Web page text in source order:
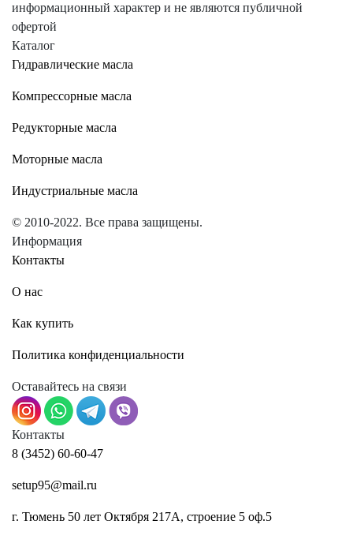
информационный характер и не являются публичной
офертой
Каталог
Гидравлические масла
Компрессорные масла
Редукторные масла
Моторные масла
Индустриальные масла
© 2010-2022. Все права защищены.
Информация
Контакты
О нас
Как купить
Политика конфиденциальности
Оставайтесь на связи
Контакты
8 (3452) 60-60-47
setup95@mail.ru
г. Тюмень 50 лет Октября 217А, строение 5 оф.5